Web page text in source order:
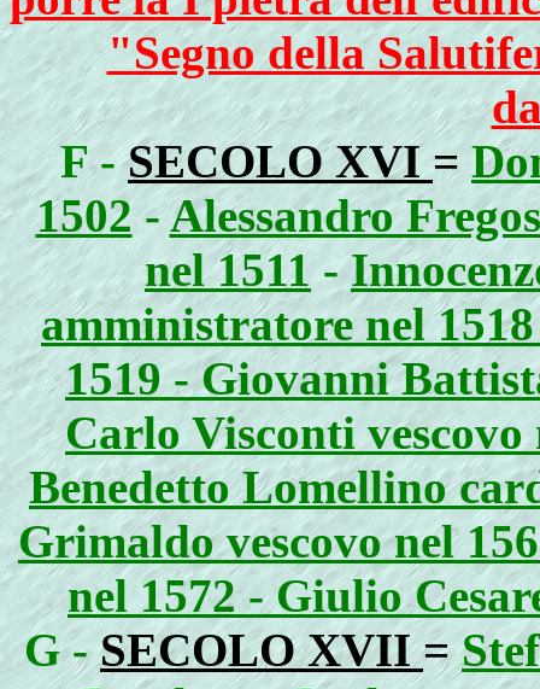
"Segno della
F -SECOLO XVI=
1502-Alessandro
nel 1511-
amministratore nel
1519 - Giovanni
Carlo Visconti vescovo
Benedetto Lomellino
Grimaldo vescovo nel
nel 1572 - Giulio
G -SECOLO XVII=